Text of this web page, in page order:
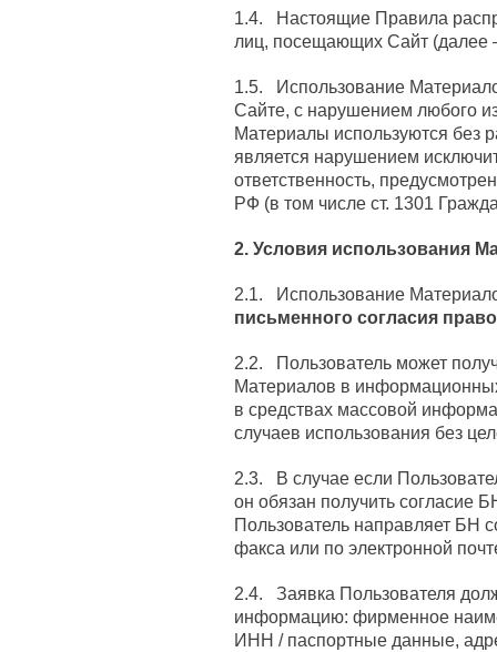
1.4. Настоящие Правила
лиц, посещающих Сайт (далее
1.5. Использование
Сайте, с нарушением любого
Материалы используются без
является нарушением
ответственность,
РФ (в том числе ст. 1301
2. Условия использования
2.1. Использование
письменного согласия
2.2. Пользователь может
Материалов в
в средствах массовой
случаев использования без
2.3. В случае если
он обязан получить согласие
Пользователь направляет БН
факса или по электронной
2.4. Заявка Пользователя
информацию: фирменное
ИНН / паспортные данные,